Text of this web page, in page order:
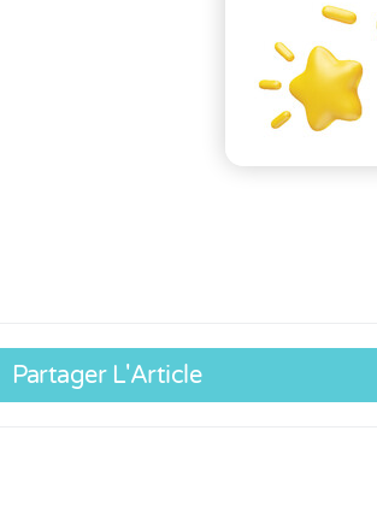
Partager L'Article